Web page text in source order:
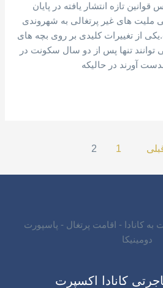
قوانین تازه انتشار یافته در پایان
ملیت های غیر پرتغالی به شهروندی
از تغییرات کلیدی بر روی بچه های
تنها پس از دو سال سکونت در
آورند در حالیکه
1
2
کانادا اکسپرت